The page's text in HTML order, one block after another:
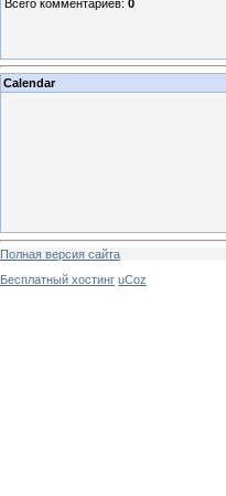
Всего комментариев: 0
Calendar
Полная версия сайта
Бесплатный хостинг uCoz